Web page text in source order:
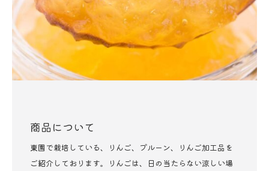
商品について
東園で栽培している、りんご、プルーン、りんご加工品を
ご紹介しております。りんごは、日の当たらない涼しい場